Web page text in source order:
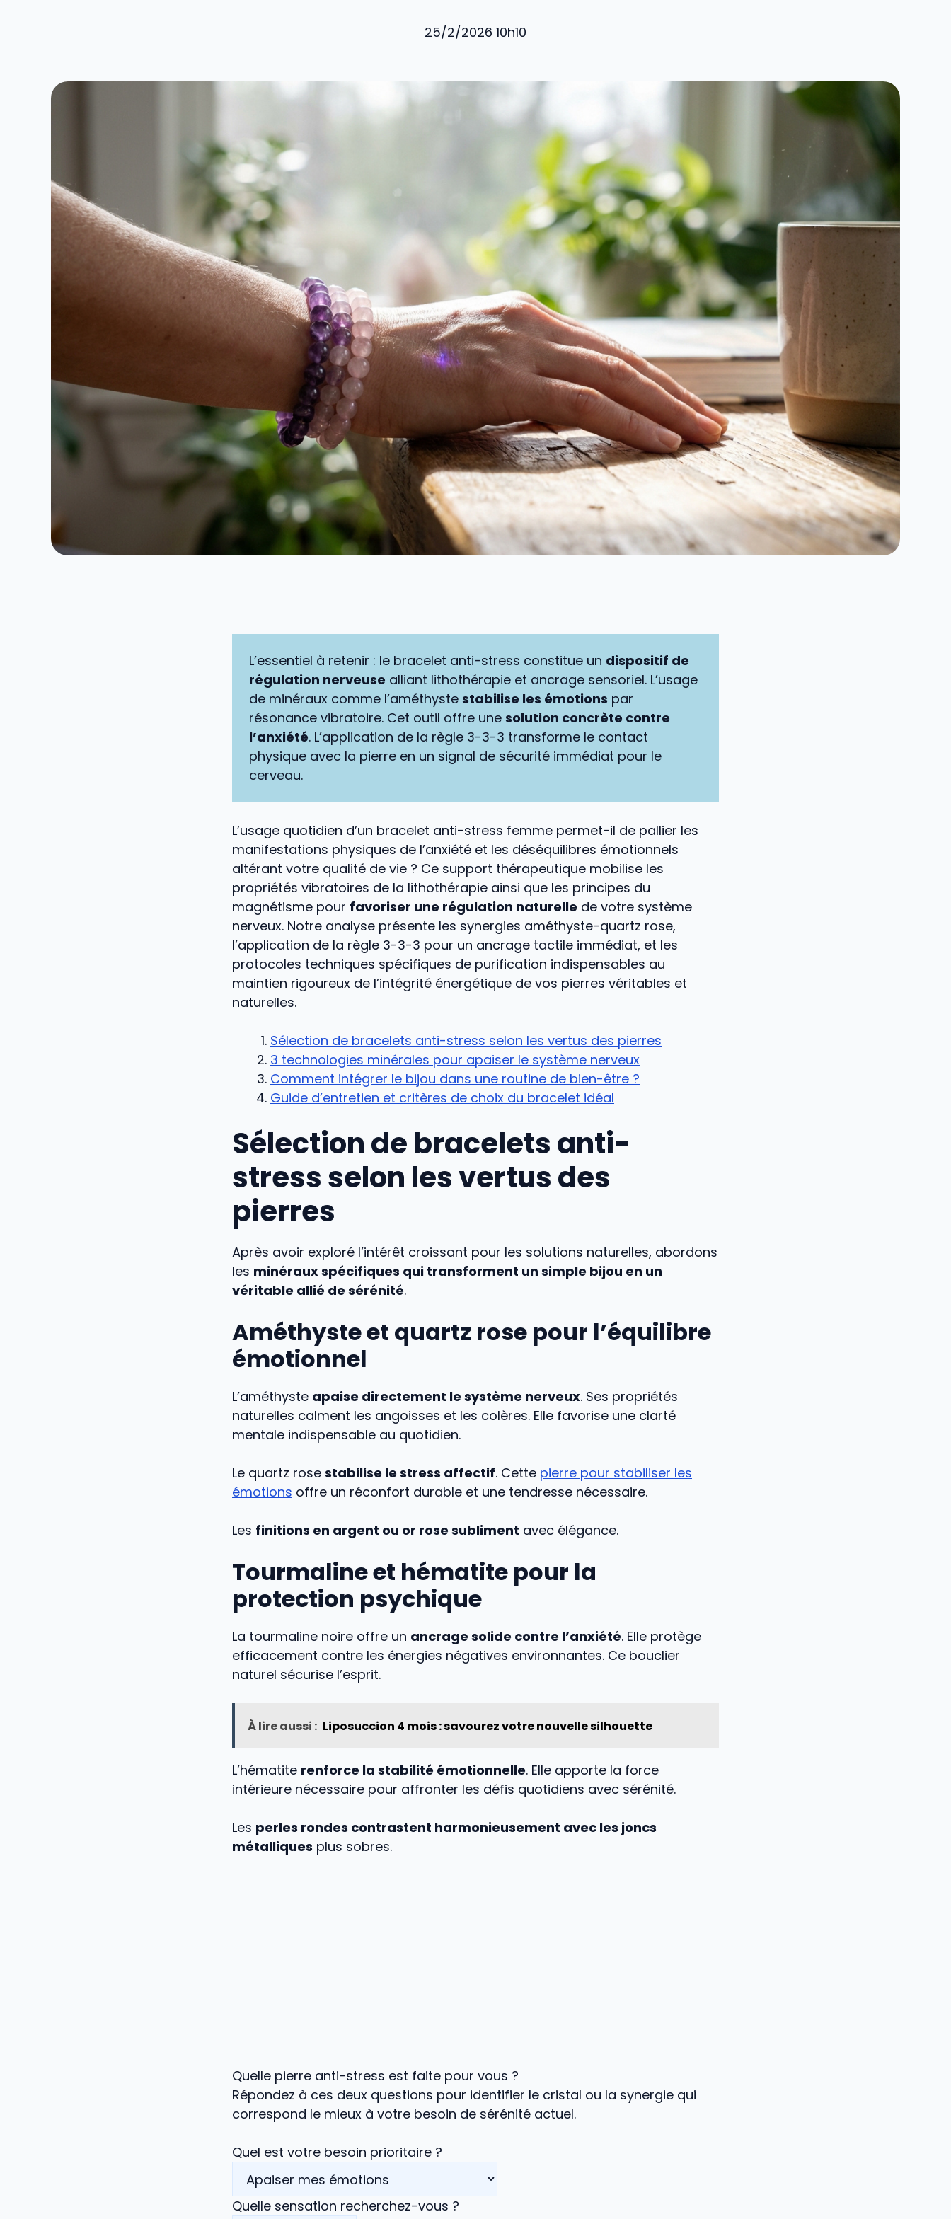
25/2/2026 10h10
L’essentiel à retenir : le bracelet anti-stress constitue un dispositif de
régulation nerveuse alliant lithothérapie et ancrage sensoriel. L’usage
de minéraux comme l’améthyste stabilise les émotions par
résonance vibratoire. Cet outil offre une solution concrète contre
l’anxiété. L’application de la règle 3-3-3 transforme le contact
physique avec la pierre en un signal de sécurité immédiat pour le
cerveau.
L’usage quotidien d’un bracelet anti-stress femme permet-il de pallier les
manifestations physiques de l’anxiété et les déséquilibres émotionnels
altérant votre qualité de vie ? Ce support thérapeutique mobilise les
propriétés vibratoires de la lithothérapie ainsi que les principes du
magnétisme pour favoriser une régulation naturelle de votre système
nerveux. Notre analyse présente les synergies améthyste-quartz rose,
l’application de la règle 3-3-3 pour un ancrage tactile immédiat, et les
protocoles techniques spécifiques de purification indispensables au
maintien rigoureux de l’intégrité énergétique de vos pierres véritables et
naturelles.
Sélection de bracelets anti-stress selon les vertus des pierres
3 technologies minérales pour apaiser le système nerveux
Comment intégrer le bijou dans une routine de bien-être ?
Guide d’entretien et critères de choix du bracelet idéal
Sélection de bracelets anti-
stress selon les vertus des
pierres
Après avoir exploré l’intérêt croissant pour les solutions naturelles, abordons
les minéraux spécifiques qui transforment un simple bijou en un
véritable allié de sérénité.
Améthyste et quartz rose pour l’équilibre
émotionnel
L’améthyste apaise directement le système nerveux. Ses propriétés
naturelles calment les angoisses et les colères. Elle favorise une clarté
mentale indispensable au quotidien.
Le quartz rose stabilise le stress affectif. Cette pierre pour stabiliser les
émotions offre un réconfort durable et une tendresse nécessaire.
Les finitions en argent ou or rose subliment avec élégance.
Tourmaline et hématite pour la
protection psychique
La tourmaline noire offre un ancrage solide contre l’anxiété. Elle protège
efficacement contre les énergies négatives environnantes. Ce bouclier
naturel sécurise l’esprit.
À lire aussi : Liposuccion 4 mois : savourez votre nouvelle silhouette
L’hématite renforce la stabilité émotionnelle. Elle apporte la force
intérieure nécessaire pour affronter les défis quotidiens avec sérénité.
Les perles rondes contrastent harmonieusement avec les joncs
métalliques plus sobres.
Quelle pierre anti-stress est faite pour vous ?
Répondez à ces deux questions pour identifier le cristal ou la synergie qui
correspond le mieux à votre besoin de sérénité actuel.
Quel est votre besoin prioritaire ?
Quelle sensation recherchez-vous ?